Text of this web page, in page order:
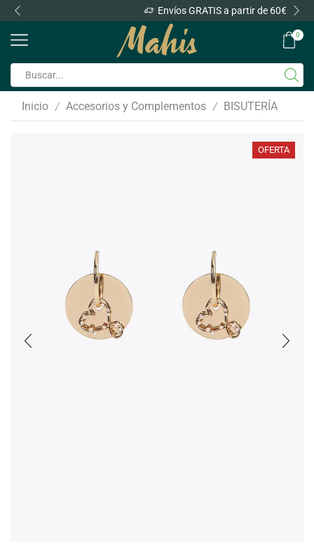
Envíos GRATIS a partir de 60€
0
Inicio / Accesorios y Complementos / BISUTERÍA
OFERTA